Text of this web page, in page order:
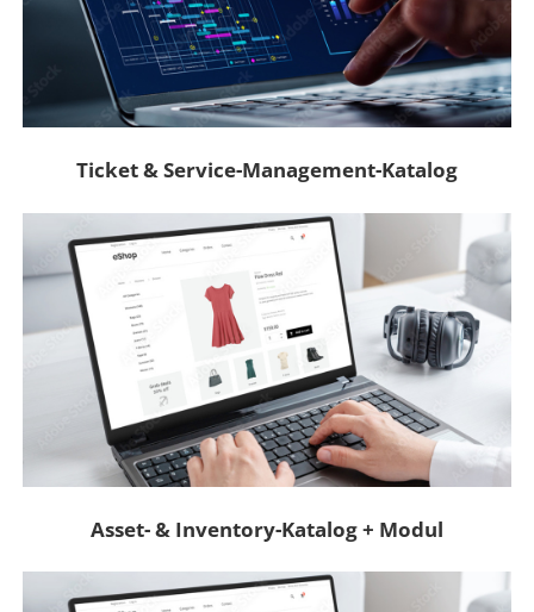
Ticket & Service-Management-Katalog
Asset- & Inventory-Katalog + Modul